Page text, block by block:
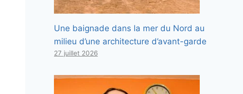
Une baignade dans la mer du Nord au
milieu d’une architecture d’avant-garde
27 juillet 2026